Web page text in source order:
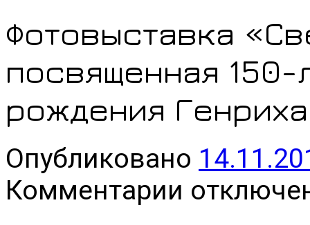
Фотовыставка
посвященная 150-
рождения
Опубликовано
Комментарии
записи